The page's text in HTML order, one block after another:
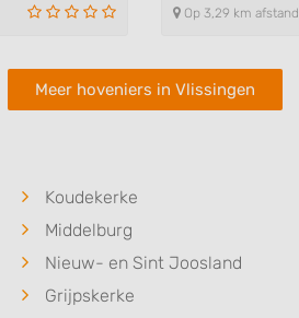
Op 3,29 km afstand
Meer hoveniers in Vlissingen
Koudekerke
Middelburg
Nieuw- en Sint Joosland
Grijpskerke